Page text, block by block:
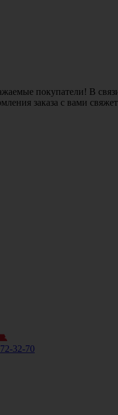
покупатели! В
заказа с вами
32-70